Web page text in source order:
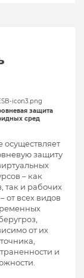
защита
сред
защиту
– как
так и рабочих
от всех видов
от их
и